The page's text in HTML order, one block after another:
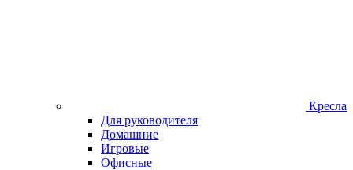
Кресла
Для руководителя
Домашние
Игровые
Офисные